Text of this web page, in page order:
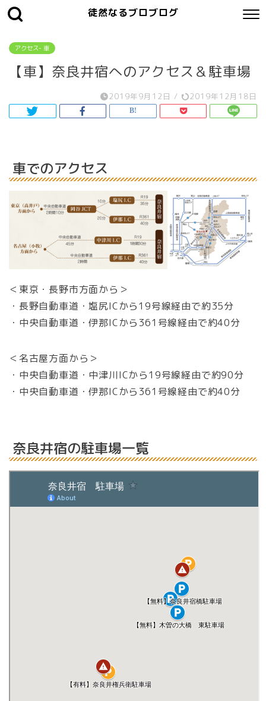
徒然なるブロブログ
アクセス- 車
【車】奈良井宿へのアクセス＆駐車場
2019年9月12日 / 2019年12月18日
車でのアクセス
＜東京・長野市方面から＞
・長野自動車道・塩尻ICから19号線経由で約35分
・中央自動車道・伊那ICから361号線経由で約40分
＜名古屋方面から＞
・中央自動車道・中津川ICから19号線経由で約90分
・中央自動車道・伊那ICから361号線経由で約40分
奈良井宿の駐車場一覧